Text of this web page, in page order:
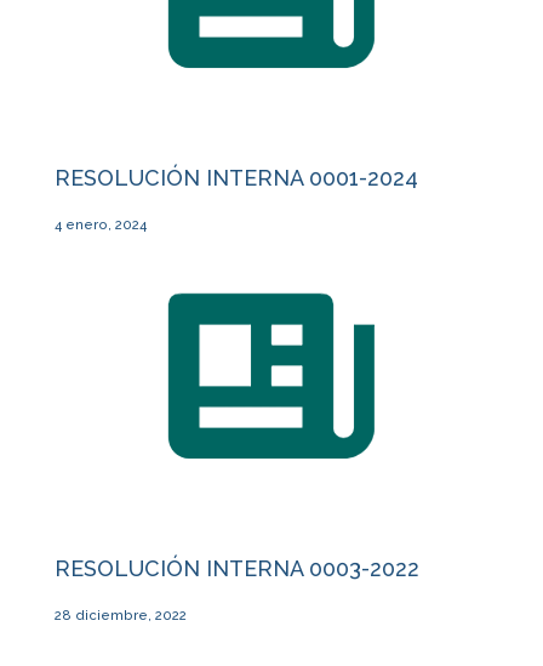
RESOLUCIÓN INTERNA 0001-2024
4 enero, 2024
RESOLUCIÓN INTERNA 0003-2022
28 diciembre, 2022